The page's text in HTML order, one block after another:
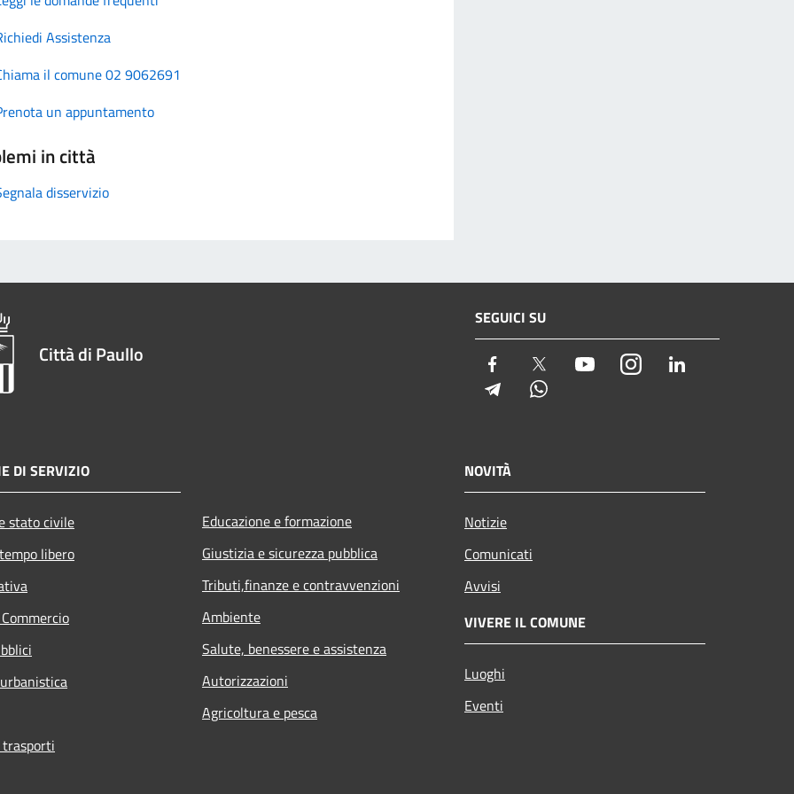
Assistenza
il comune 02 9062691
un appuntamento
in città
disservizio
Città di Paullo
SEGUICI SU
Facebook Twitter YoutubeInstagram
Telegram
DI SERVIZIO
stato civile
libero
Educazione e formazione
Giustizia e sicurezza pubblica
Tributi,finanze e contravvenzioni
Ambiente
Salute, benessere e assistenza
Autorizzazioni
Agricoltura e pesca
NOVITÀ
Notizie
Comunicati
Avvisi
VIVERE IL COMUNE
Luoghi
Eventi